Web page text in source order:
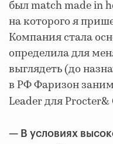
был match made in
на которого я
Компания стала
определила для
выглядеть (до
в РФ Фаризон
Leader для Procter&
— В условиях